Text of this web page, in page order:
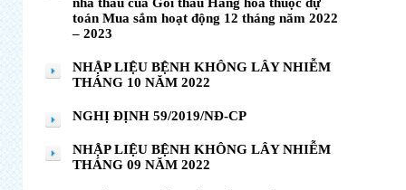
toán Mua sắm hoạt động 12 tháng năm 2022
– 2023
NHẬP LIỆU BỆNH KHÔNG LÂY NHIỄM
THÁNG 10 NĂM 2022
NGHỊ ĐỊNH 59/2019/NĐ-CP
NHẬP LIỆU BỆNH KHÔNG LÂY NHIỄM
THÁNG 09 NĂM 2022